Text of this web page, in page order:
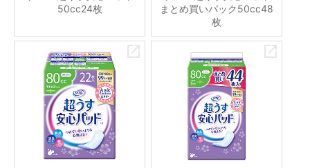
50cc24枚
まとめ買いパック50cc48
枚